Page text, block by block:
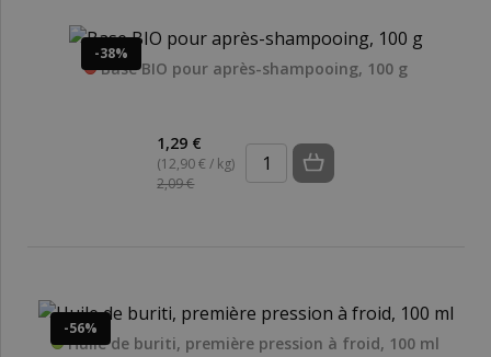
-38%
Base BIO pour après-shampooing, 100 g
1,29 €
(12,90 € / kg)
2,09 €
-56%
Huile de buriti, première pression à froid, 100 ml